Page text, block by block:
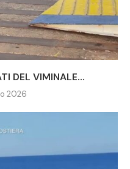
DEL VIMINALE...
2026